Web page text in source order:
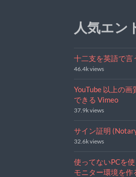
人気エン
十二支を英語で言
46.4k views
YouTube 以上の
できる Vimeo
37.9k views
サイン証明
32.6k views
使ってないPCを
モニター環境を作